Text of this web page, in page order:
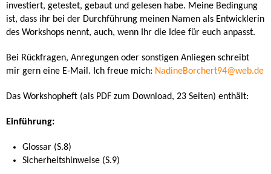
investiert, getestet, gebaut und gelesen habe. Meine Bedingung
ist, dass ihr bei der Durchführung meinen Namen als Entwicklerin
des Workshops nennt, auch, wenn Ihr die Idee für euch anpasst.
Bei Rückfragen, Anregungen oder sonstigen Anliegen schreibt
mir gern eine E-Mail. Ich freue mich: NadineBorchert94@web.de
Das Workshopheft (als PDF zum Download, 23 Seiten) enthält:
Einführung:
Glossar (S.8)
Sicherheitshinweise (S.9)